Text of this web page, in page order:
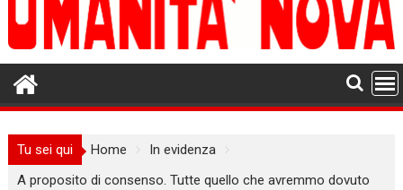
Tu sei qui Home
In evidenza
A proposito di consenso. Tutte quello che avremmo dovuto